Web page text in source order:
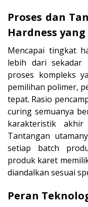
Proses dan
Hardness
Mencapai tingkat
lebih dari sekadar
proses kompleks
pemilihan polimer,
tepat. Rasio
curing semuanya
karakteristik akhir
Tantangan
setiap batch
produk karet
diandalkan sesuai
Peran